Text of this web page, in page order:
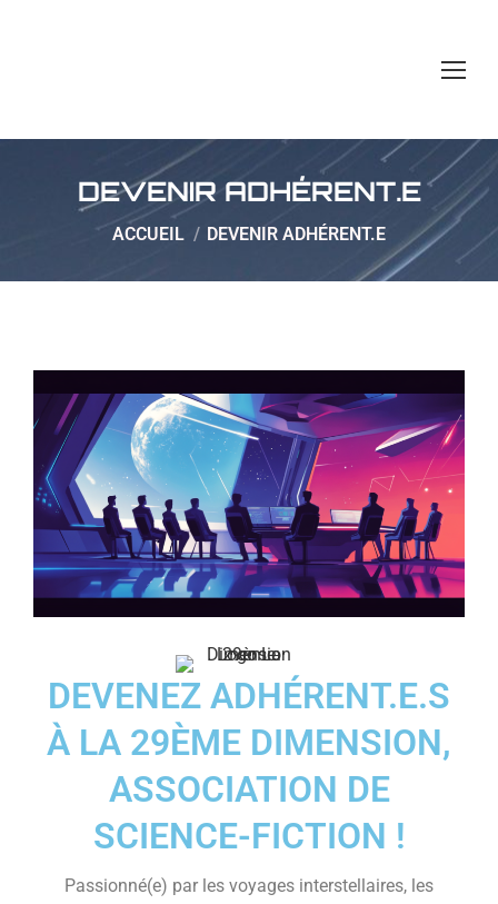
DEVENIR ADHÉRENT.E
Vous êtes ici :
ACCUEIL DEVENIR ADHÉRENT.E
DEVENEZ ADHÉRENT.E.S
À LA 29ÈME DIMENSION,
ASSOCIATION DE
SCIENCE-FICTION !
Passionné(e) par les voyages interstellaires, les